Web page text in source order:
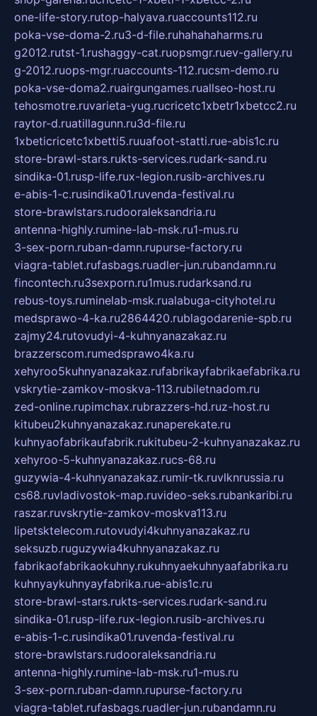
one-life-story.rutop-halyava.ruaccounts112.ru
poka-vse-doma-2.ru3-d-file.ruhahahaharms.ru
g2012.rutst-1.rushaggy-cat.ruopsmgr.ruev-gallery.ru
g-2012.ruops-mgr.ruaccounts-112.rucsm-demo.ru
poka-vse-doma2.ruairgungames.ruallseo-host.ru
tehosmotre.ruvarieta-yug.rucricetc1xbetr1xbetcc2.ru
raytor-d.ruatillagunn.ru3d-file.ru
1xbeticricetc1xbetti5.ruuafoot-statti.rue-abis1c.ru
store-brawl-stars.rukts-services.rudark-sand.ru
sindika-01.rusp-life.rux-legion.rusib-archives.ru
e-abis-1-c.rusindika01.ruvenda-festival.ru
store-brawlstars.rudooraleksandria.ru
antenna-highly.rumine-lab-msk.ru1-mus.ru
3-sex-porn.ruban-damn.rupurse-factory.ru
viagra-tablet.rufasbags.ruadler-jun.rubandamn.ru
fincontech.ru3sexporn.ru1mus.rudarksand.ru
rebus-toys.ruminelab-msk.rualabuga-cityhotel.ru
medsprawo-4-ka.ru2864420.rublagodarenie-spb.ru
zajmy24.rutovudyi-4-kuhnyanazakaz.ru
brazzerscom.rumedsprawo4ka.ru
xehyroo5kuhnyanazakaz.rufabrikayfabrikaefabrika.ru
vskrytie-zamkov-moskva-113.rubiletnadom.ru
zed-online.rupimchax.rubrazzers-hd.ruz-host.ru
kitubeu2kuhnyanazakaz.runaperekate.ru
kuhnyaofabrikaufabrik.rukitubeu-2-kuhnyanazakaz.ru
xehyroo-5-kuhnyanazakaz.rucs-68.ru
guzywia-4-kuhnyanazakaz.rumir-tk.ruvlknrussia.ru
cs68.ruvladivostok-map.ruvideo-seks.rubankaribi.ru
raszar.ruvskrytie-zamkov-moskva113.ru
lipetsktelecom.rutovudyi4kuhnyanazakaz.ru
seksuzb.ruguzywia4kuhnyanazakaz.ru
fabrikaofabrikaokuhny.rukuhnyaekuhnyaafabrika.ru
kuhnyaykuhnyayfabrika.rue-abis1c.ru
store-brawl-stars.rukts-services.rudark-sand.ru
sindika-01.rusp-life.rux-legion.rusib-archives.ru
e-abis-1-c.rusindika01.ruvenda-festival.ru
store-brawlstars.rudooraleksandria.ru
antenna-highly.rumine-lab-msk.ru1-mus.ru
3-sex-porn.ruban-damn.rupurse-factory.ru
viagra-tablet.rufasbags.ruadler-jun.rubandamn.ru